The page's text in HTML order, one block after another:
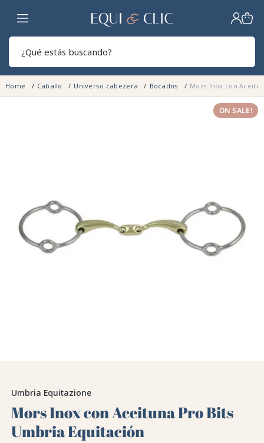
Hogar
Home Caballo Universo cabezera Bocados Mors Inox con
ON SALE!
Umbria Equitazione
Mors Inox con Aceituna Pro Bits
Umbria Equitación